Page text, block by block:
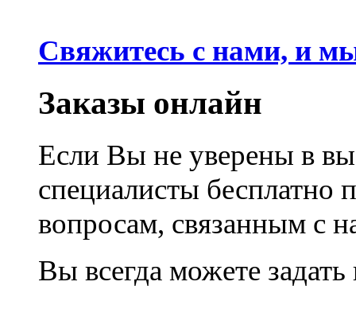
Свяжитесь с нами, и
Заказы онлайн
Если Вы не уверены в
специалисты
вопросам, связанным с
Вы всегда можете